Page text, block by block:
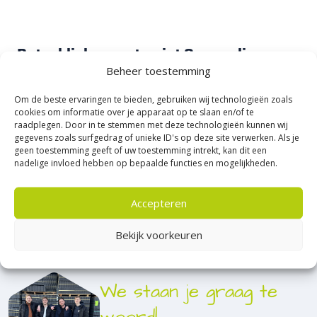
Beheer toestemming
Om de beste ervaringen te bieden, gebruiken wij technologieën zoals
cookies om informatie over je apparaat op te slaan en/of te
raadplegen. Door in te stemmen met deze technologieën kunnen wij
gegevens zoals surfgedrag of unieke ID's op deze site verwerken. Als je
geen toestemming geeft of uw toestemming intrekt, kan dit een
nadelige invloed hebben op bepaalde functies en mogelijkheden.
Accepteren
Bekijk voorkeuren
Betonklinkers antraciet 8 cm online
Betonklinkers antraciet 8 cm zijn betonnen straatstenen met
een hoge draagkracht, geschikt voor verschillende soorten
bestrating. Denk hierbij niet alleen aan terrassen aan
tuinpaden, maar ook stevige opritten die intensief worden
gebruikt.
voor gemak en zekerheid. Deze klinkers worden veel
toegepast in opritten en parkeervakken omdat ze hun vorm
behouden, ook bij intensief gebruik. Door het handzame
strak liggen. BijSierbestratingsmarktprofiteer je van de beste
prijs per m², duidelijke productinformatie en snelle levering.
Lees meer
We staan je graag te